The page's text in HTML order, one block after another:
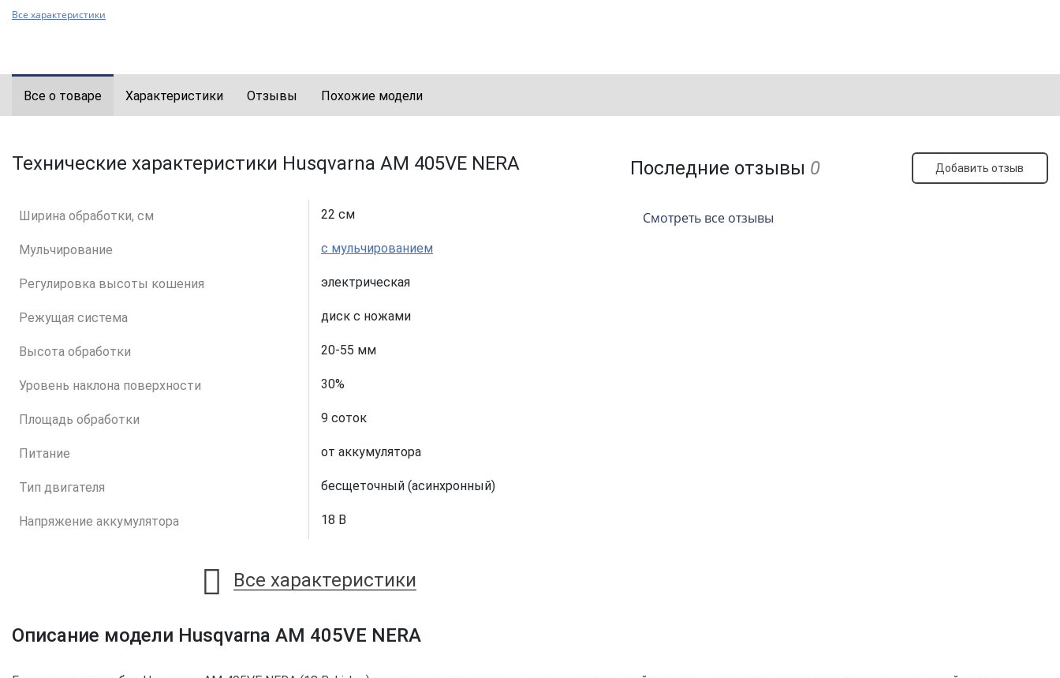
Все характеристики
Все о товаре Характеристики Отзывы Похожие модели
Технические характеристики Husqvarna AM 405VE NERA
Ширина обработки, см 22 см
Мульчирование с мульчированием
Регулировка высоты кошения электрическая
Режущая система диск с ножами
Высота обработки 20-55 мм
Уровень наклона поверхности 30%
Площадь обработки 9 соток
Питание от аккумулятора
Тип двигателя бесщеточный (асинхронный)
Напряжение аккумулятора 18 В
Все характеристики
Последние отзывы 0 Добавить отзыв
Смотреть все отзывы
Описание модели Husqvarna AM 405VE NERA